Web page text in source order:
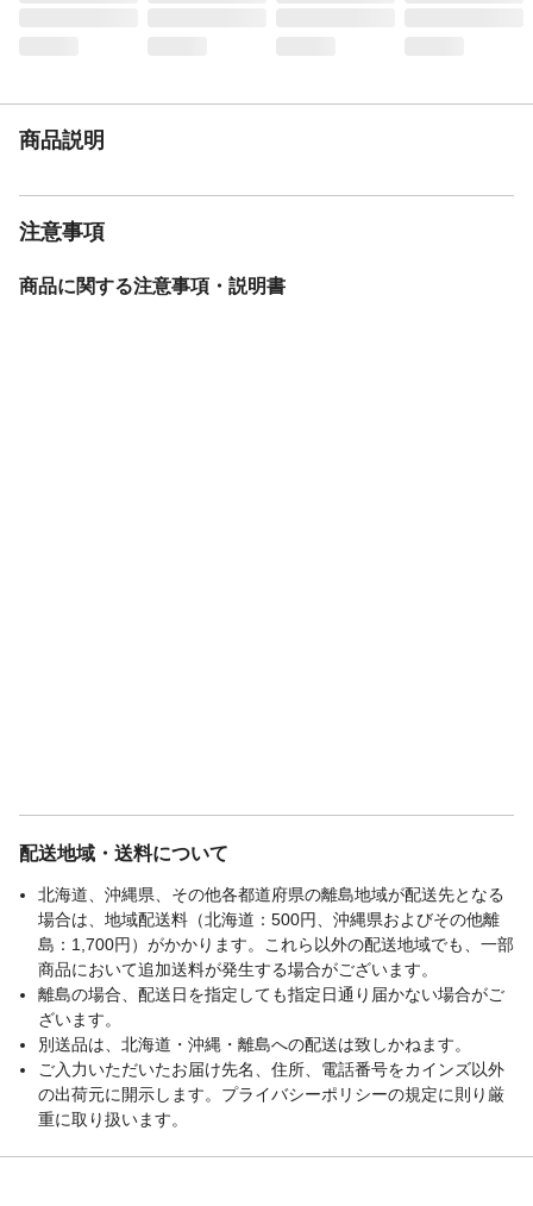
商品説明
注意事項
商品に関する注意事項・説明書
配送地域・送料について
北海道、沖縄県、その他各都道府県の離島地域が配送先となる
場合は、地域配送料（北海道：500円、沖縄県およびその他離
島：1,700円）がかかります。これら以外の配送地域でも、一部
商品において追加送料が発生する場合がございます。
離島の場合、配送日を指定しても指定日通り届かない場合がご
ざいます。
別送品は、北海道・沖縄・離島への配送は致しかねます。
ご入力いただいたお届け先名、住所、電話番号をカインズ以外
の出荷元に開示します。プライバシーポリシーの規定に則り厳
重に取り扱います。